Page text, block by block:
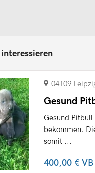
interessieren
04109
Gesund
Gesund
bekommen.
somit ...
400,00 €VB